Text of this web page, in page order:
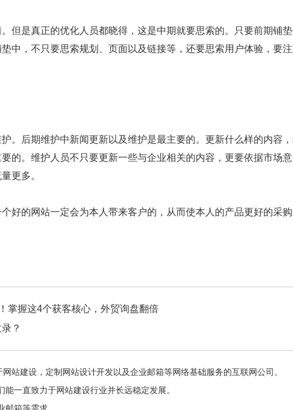
但是真正的优化人员都晓得，这是中期就要思索的。只要前期铺
中，不只要思索规划、页面以及链接等，还要思索用户体验，要
。后期维护中新闻更新以及维护是最主要的。更新什么样的内容
的。维护人员不只要更新一些与企业相关的内容，更要依据市场意
更多。
好的网站一定会为本人带来客户的，从而使本人的产品更好的采
掌握这4个获客核心，外贸询盘翻倍
？
站建设，定制网站设计开发以及企业邮箱等网络基础服务的互联网公司。
一直致力于网站建设行业并长远稳定发展。